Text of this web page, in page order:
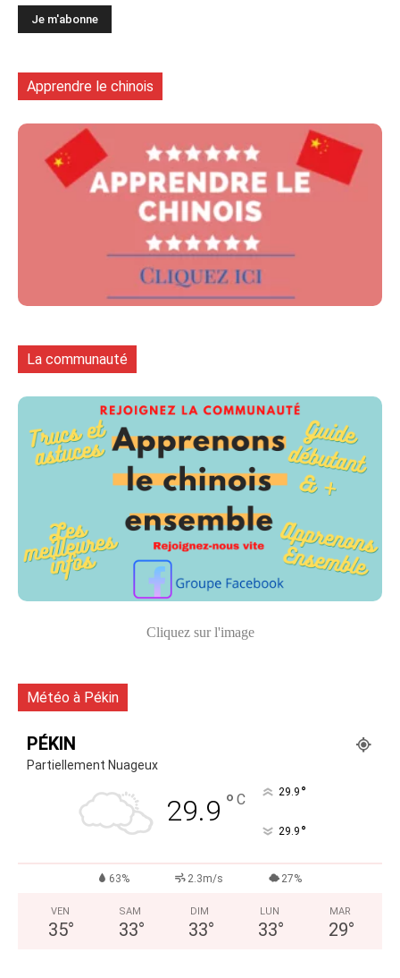
Apprendre le chinois
La communauté
Cliquez sur l'image
Météo à Pékin
PÉKIN
Partiellement Nuageux
29.9 ° C 29.9 °
29.9 °
63% 2.3m/s 27%
VEN
35°
SAM
33°
DIM
33°
LUN
33°
MAR
29°